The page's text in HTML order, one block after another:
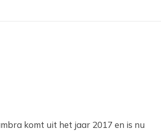
komt uit het jaar 2017 en is nu